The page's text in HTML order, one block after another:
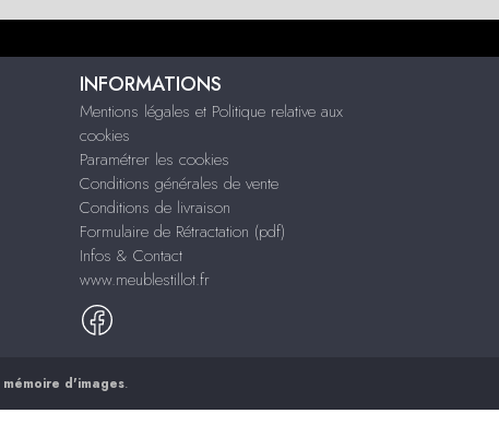
INFORMATIONS
Mentions légales et Politique relative aux
cookies
Paramétrer les cookies
Conditions générales de vente
Conditions de livraison
Formulaire de Rétractation (pdf)
Infos & Contact
www.meublestillot.fr
mémoire d'images.